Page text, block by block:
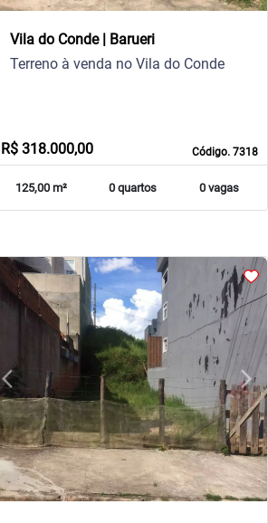
Vila do Conde | Barueri
Código. 7318
Terreno à venda no Vila do Conde
R$ 318.000,00
125,00 m² 0 quartos 0 vagas
arrow_back_iosPrevious arrow_forward_iosNext